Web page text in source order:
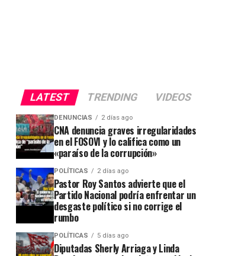
LATEST TRENDING VIDEOS
DENUNCIAS 2 días ago
CNA denuncia graves irregularidades
en el FOSOVI y lo califica como un
«paraíso de la corrupción»
POLÍTICAS 2 días ago
Pastor Roy Santos advierte que el
Partido Nacional podría enfrentar un
desgaste político si no corrige el
rumbo
POLÍTICAS 5 días ago
Diputadas Sherly Arriaga y Linda